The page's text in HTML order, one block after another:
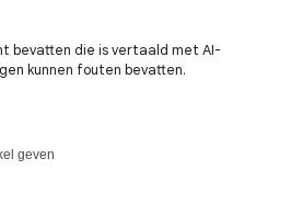
bevatten die is vertaald met AI-
kunnen fouten bevatten.
geven